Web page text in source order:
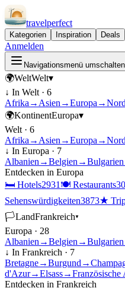
travelperfect
Kategorien Inspiration Deals
Anmelden
Navigationsmenü umschalten
🌍WeltWelt▾
↓ In Welt · 6
Afrika → Asien →Europa →
🌍KontinentEuropa▾
Welt · 6
Afrika → Asien →Europa →
↓ In Europa · 7
Albanien →Belgien →Bulgarien
Entdecken in Europa
🛏 Hotels2931 🍽 Restaurants
Sehenswürdigkeiten3873★
🏳LandFrankreich▾
Europa · 28
Albanien →Belgien →Bulgarien
↓ In Frankreich · 7
Bretagne→Burgund →
d'Azur→Elsass→Französische
Entdecken in Frankreich